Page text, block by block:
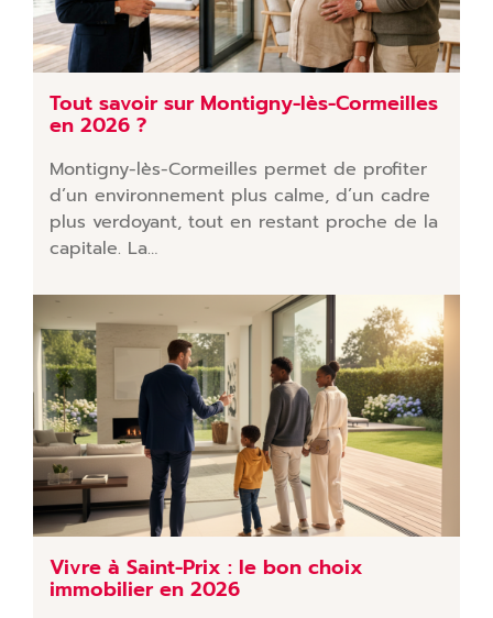
Tout savoir sur Montigny-lès-Cormeilles
en 2026 ?
Montigny-lès-Cormeilles permet de profiter
d’un environnement plus calme, d’un cadre
plus verdoyant, tout en restant proche de la
capitale. La…
Vivre à Saint-Prix : le bon choix
immobilier en 2026